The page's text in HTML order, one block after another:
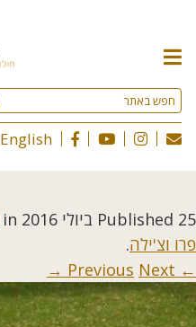
תפריט
האתר
English
Published 25 ביולי 2016 in
פרו וצ'ילה.
← Previous
Next →